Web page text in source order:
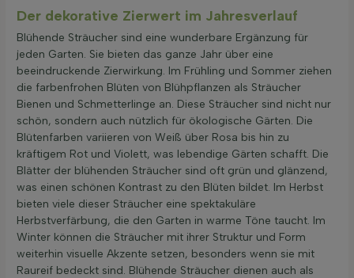
Der dekorative Zierwert im Jahresverlauf
Blühende Sträucher sind eine wunderbare Ergänzung für
jeden Garten. Sie bieten das ganze Jahr über eine
beeindruckende Zierwirkung. Im Frühling und Sommer ziehen
die farbenfrohen Blüten von Blühpflanzen als Sträucher
Bienen und Schmetterlinge an. Diese Sträucher sind nicht nur
schön, sondern auch nützlich für ökologische Gärten. Die
Blütenfarben variieren von Weiß über Rosa bis hin zu
kräftigem Rot und Violett, was lebendige Gärten schafft. Die
Blätter der blühenden Sträucher sind oft grün und glänzend,
was einen schönen Kontrast zu den Blüten bildet. Im Herbst
bieten viele dieser Sträucher eine spektakuläre
Herbstverfärbung, die den Garten in warme Töne taucht. Im
Winter können die Sträucher mit ihrer Struktur und Form
weiterhin visuelle Akzente setzen, besonders wenn sie mit
Raureif bedeckt sind. Blühende Sträucher dienen auch als